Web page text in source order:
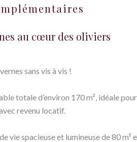
au cœur des oliviers
sans vis à vis !
totale d’environ 170 m², idéale
revenu locatif.
vie spacieuse et lumineuse de 80 m²